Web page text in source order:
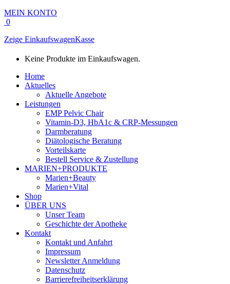
MEIN KONTO
0
Zeige EinkaufswagenKasse
Keine Produkte im Einkaufswagen.
Home
Aktuelles
Aktuelle Angebote
Leistungen
EMP Pelvic Chair
Vitamin-D3, HbA1c & CRP-Messungen
Darmberatung
Diätologische Beratung
Vorteilskarte
Bestell Service & Zustellung
MARIEN+PRODUKTE
Marien+Beauty
Marien+Vital
Shop
ÜBER UNS
Unser Team
Geschichte der Apotheke
Kontakt
Kontakt und Anfahrt
Impressum
Newsletter Anmeldung
Datenschutz
Barrierefreiheitserklärung